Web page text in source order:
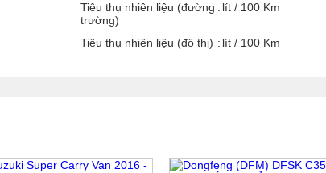
Tiêu thụ nhiên liệu (đường
trường)
lít / 100 Km
Tiêu thụ nhiên liệu (đô thị) lít / 100 Km